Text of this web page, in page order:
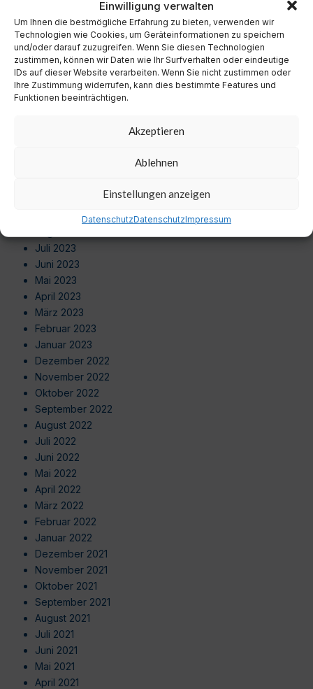
Einwilligung verwalten
Um Ihnen die bestmögliche Erfahrung zu bieten, verwenden wir
Technologien wie Cookies, um Geräteinformationen zu speichern
und/oder darauf zuzugreifen. Wenn Sie diesen Technologien
zustimmen, können wir Daten wie Ihr Surfverhalten oder eindeutige
IDs auf dieser Website verarbeiten. Wenn Sie nicht zustimmen oder
Ihre Zustimmung widerrufen, kann dies bestimmte Features und
Funktionen beeinträchtigen.
Akzeptieren
Ablehnen
Einstellungen anzeigen
DatenschutzDatenschutzImpressum
September 2024
August 2024
Juli 2024
Juni 2024
Mai 2024
April 2024
September 2023
Juli 2023
Juni 2023
Mai 2023
April 2023
März 2023
Februar 2023
Januar 2023
Dezember 2022
November 2022
Oktober 2022
September 2022
August 2022
Juli 2022
Juni 2022
Mai 2022
April 2022
März 2022
Februar 2022
Januar 2022
Dezember 2021
November 2021
Oktober 2021
September 2021
August 2021
Juli 2021
Juni 2021
Mai 2021
April 2021